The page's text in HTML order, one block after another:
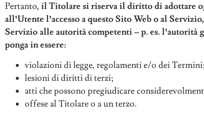
Pertanto, il Titolare si riserva il diritto di adottare
all’Utente l’accesso a questo Sito Web o al
Servizio alle autorità competenti – p. es. l’autorità
ponga in essere:
violazioni di legge, regolamenti e/o dei
lesioni di diritti di terzi;
atti che possono pregiudicare
offese al Titolare o a un terzo.